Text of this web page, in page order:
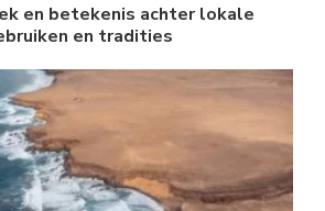
en betekenis achter lokale
en tradities